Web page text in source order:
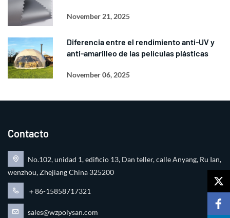
November 21, 2025
Diferencia entre el rendimiento anti-UV y
anti-amarilleo de las películas plásticas
November 06, 2025
Contacto
No.102, unidad 1, edificio 13, Dan teller, calle Anyang, Ru Ian,
wenzhou, Zhejiang China 325200
＋86-15858717321
sales@wzpolysan.com